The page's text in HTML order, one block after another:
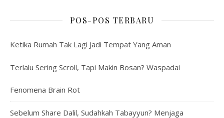
POS-POS TERBARU
Ketika Rumah Tak Lagi Jadi Tempat Yang Aman
Terlalu Sering Scroll, Tapi Makin Bosan? Waspadai
Fenomena Brain Rot
Sebelum Share Dalil, Sudahkah Tabayyun? Menjaga